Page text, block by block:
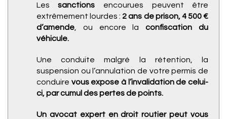
Lessanctions encourues peuvent être
extrêmement lourdes : 2 ans de prison, 4 500 €
d’amende, ou encore laconfiscation du
véhicule.
Une conduite malgré la rétention, la
suspension ou l’annulation de votre permis de
conduire vous expose à l’invalidation de celui-
ci, par cumul des pertes de points.
Un avocat expert en droit routier peut vous